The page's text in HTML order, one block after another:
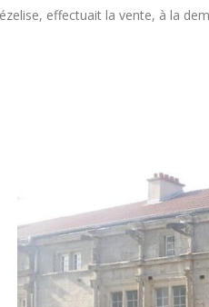
effectuait la vente, à la